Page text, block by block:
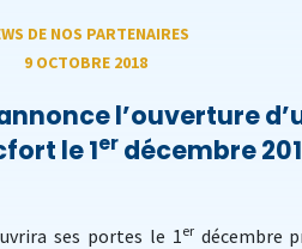
DE NOS PARTENAIRES
9 OCTOBRE 2018
l’ouverture
le 1erdécembre
ses portes le 1erdécembre